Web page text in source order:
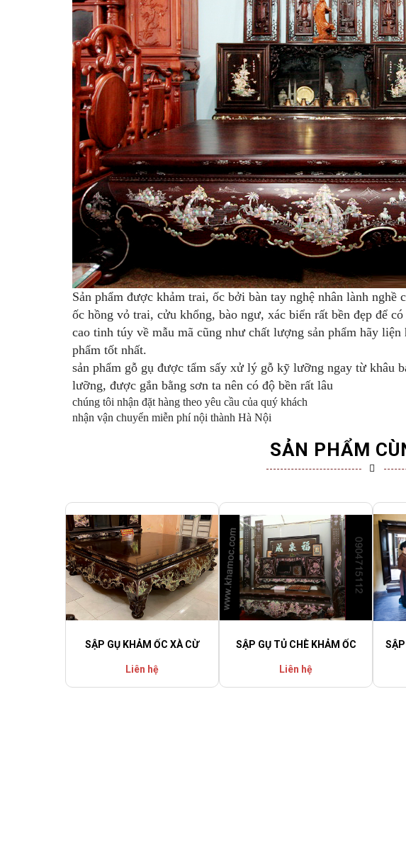
Sản phẩm được khảm trai, ốc bởi bàn tay nghệ nhân lành
ốc hồng vỏ trai, cửu khổng, bào ngư, xác biển rất bền đẹp để
cao tinh túy về mẫu mã cũng như chất lượng sản phẩm hãy
phẩm tốt nhất.
sản phẩm gỗ gụ được tẩm sấy xử lý gỗ kỹ lưỡng ngay từ khâu
lưỡng, được gắn bằng sơn ta nên có độ bền rất lâu
chúng tôi nhận đặt hàng theo yêu cầu của quý khách
nhận vận chuyển miễn phí nội thành Hà Nội
SẢN PHẨM
SẬP GỤ KHẢM ỐC XÀ CỪ
Liên hệ
SẬP GỤ TỦ CHÈ KHẢM ỐC
Liên hệ